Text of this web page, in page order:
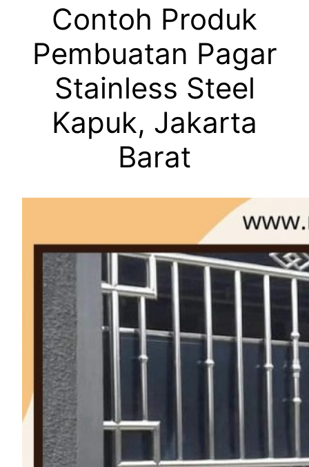
Contoh Produk
Pembuatan Pagar
Stainless Steel
Kapuk, Jakarta
Barat